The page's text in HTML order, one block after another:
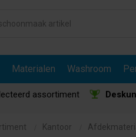
Materialen Washroom
assortiment
Kantoor